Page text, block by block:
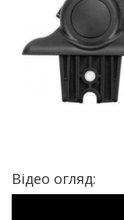
Відео огляд: